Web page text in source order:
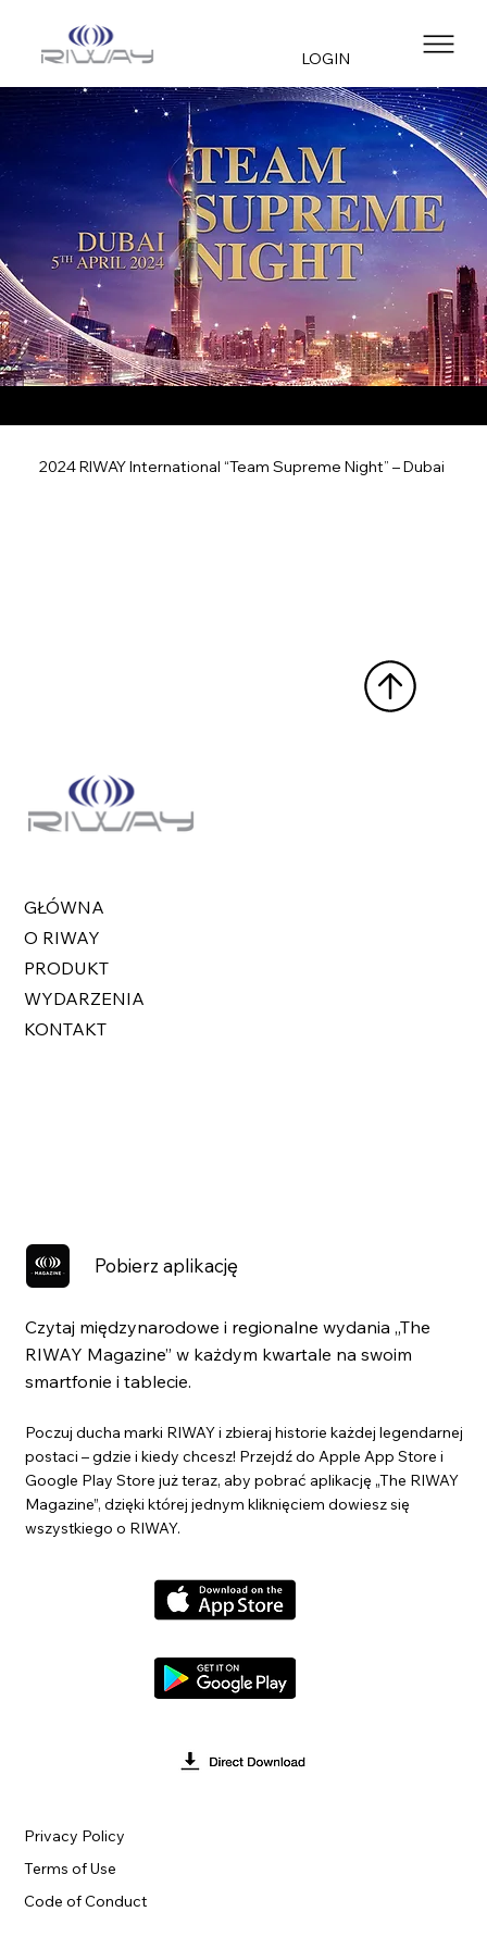
LOGIN
2024 RIWAY International “Team Supreme Night” – Dubai
GŁÓWNA
O RIWAY
PRODUKT
WYDARZENIA
KONTAKT
Pobierz aplikację
Czytaj międzynarodowe i regionalne wydania „The
RIWAY Magazine” w każdym kwartale na swoim
smartfonie i tablecie.
Poczuj ducha marki RIWAY i zbieraj historie każdej legendarnej
postaci – gdzie i kiedy chcesz! Przejdź do Apple App Store i
Google Play Store już teraz, aby pobrać aplikację „The RIWAY
Magazine”, dzięki której jednym kliknięciem dowiesz się
wszystkiego o RIWAY.
Terms of Use
Privacy Policy
Code of Conduct